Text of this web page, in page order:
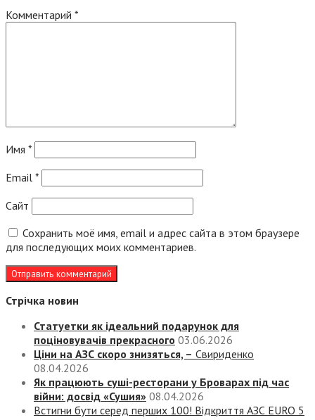
Комментарий *
Имя *
Email *
Сайт
Сохранить моё имя, email и адрес сайта в этом браузере
для последующих моих комментариев.
Стрічка новин
Статуетки як ідеальний подарунок для
поціновувачів прекрасного 03.06.2026
Ціни на АЗС скоро знизяться, – Свириденко
08.04.2026
Як працюють суші-ресторани у Броварах під час
війни: досвід «Сушия» 08.04.2026
Встигни бути серед перших 100! Відкриття АЗС EURO 5